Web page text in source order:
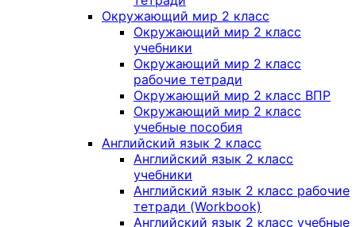
Окружающий мир 2 класс
Окружающий мир 2 класс
учебники
Окружающий мир 2 класс
рабочие тетради
Окружающий мир 2 класс ВПР
Окружающий мир 2 класс
учебные пособия
Английский язык 2 класс
Английский язык 2 класс
учебники
Английский язык 2 класс рабочие
тетради (Workbook)
Английский язык 2 класс учебные